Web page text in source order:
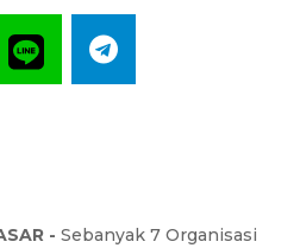
- Sebanyak 7 Organisasi